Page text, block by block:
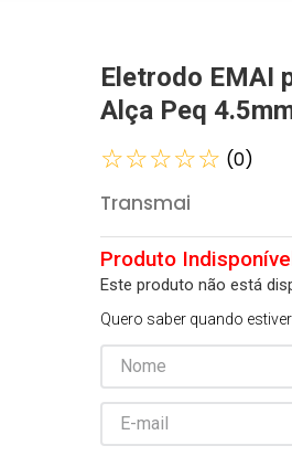
Eletrodo EMAI
Alça Peq
☆☆☆☆☆ (0)
Transmai
Este produto não está
Quero saber quando